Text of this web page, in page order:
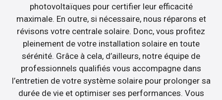
photovoltaïques pour certifier leur efficacité
maximale. En outre, si nécessaire, nous réparons et
révisons votre centrale solaire. Donc, vous profitez
pleinement de votre installation solaire en toute
sérénité. Grâce à cela, d’ailleurs, notre équipe de
professionnels qualifiés vous accompagne dans
l’entretien de votre système solaire pour prolonger sa
durée de vie et optimiser ses performances. Vous